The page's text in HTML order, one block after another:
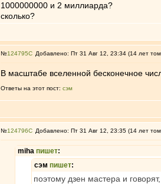
1000000000 и 2 миллиарда?
сколько?
№124795 Добавлено: Пт 31 Авг 12, 23:34 (14 лет
В масштабе вселенной бесконечное
Ответы на этот пост: сэм
№124796 Добавлено: Пт 31 Авг 12, 23:35 (14 лет
miha пишет:
сэм пишет:
поэтому дзен мастера и